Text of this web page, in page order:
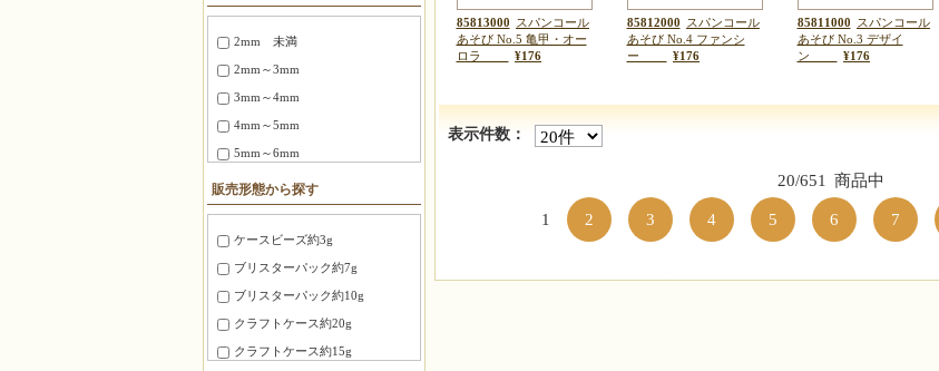
85813000 スパンコール
あそび No.5 亀甲・オー
ロラ
¥176
85812000 スパンコール
あそび No.4 ファンシ
ー
¥176
85811000 スパンコール
あそび No.3 デザイ
ン
¥176
表示件数：
20/651 商品中
1 2 3 4 5 6 7
2mm 未満
2mm～3mm
3mm～4mm
4mm～5mm
5mm～6mm
6～8mm
1.5X3mm ～ 1.8X6mm
2.0X6 mm ～ 2.5X12mm
2.7X12mm ～ 3.4X20mm
3X3X3mm
4X4X4mm
3.0X20mm ～ 4.0X10mm
販売形態から探す
ケースビーズ約3g
ブリスターパック約7g
ブリスターパック約10g
クラフトケース約20g
クラフトケース約15g